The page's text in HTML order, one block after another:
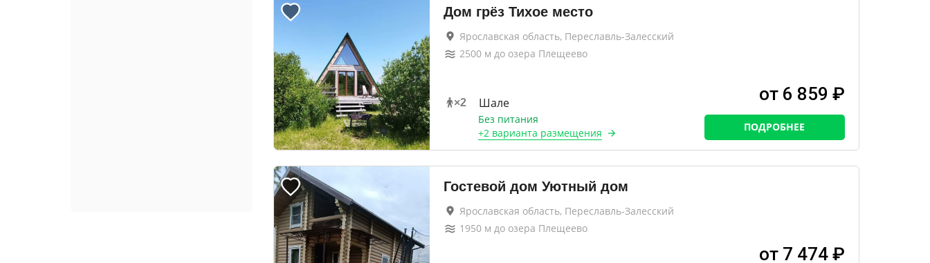
Дом грёз Тихое место
Ярославская область, Переславль-Залесский
2500м до озера Плещеево
×2 Шале
Без питания
+2 варианта размещения
от 6 859 ₽
ПОДРОБНЕЕ
Гостевой дом Уютный дом
Ярославская область, Переславль-Залесский
1950м до озера Плещеево
от 7 474 ₽